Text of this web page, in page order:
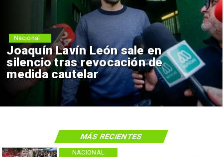
Joaquín Lavín León sale en
silencio tras revocación de
medida cautelar
Nacional
NACIONAL
MÁS RECIENTES